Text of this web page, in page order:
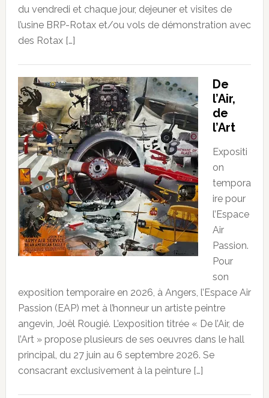
du vendredi et chaque jour, dejeuner et visites de
l’usine BRP-Rotax et/ou vols de démonstration avec
des Rotax […]
De
l’Air,
de
l’Art
Expositi
on
tempora
ire pour
l’Espace
Air
Passion.
Pour
son
exposition temporaire en 2026, à Angers, l’Espace Air
Passion (EAP) met à l’honneur un artiste peintre
angevin, Joël Rougié. L’exposition titrée « De l’Air, de
l’Art » propose plusieurs de ses oeuvres dans le hall
principal, du 27 juin au 6 septembre 2026. Se
consacrant exclusivement à la peinture […]